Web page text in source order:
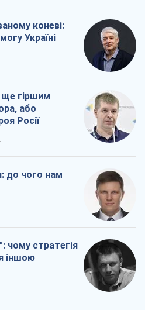
коневі:
Україні
ще гіршим
або
Росії
до чого нам
чому стратегія
іншою